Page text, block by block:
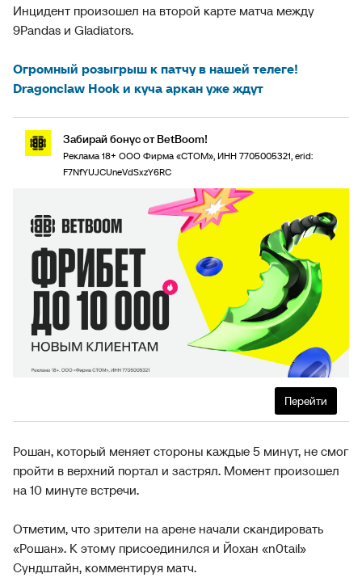
Инцидент произошел на второй карте матча между
9Pandas и Gladiators.
Огромный розыгрыш к патчу в нашей телеге!
Dragonclaw Hook и куча аркан уже ждут
Забирай бонус от BetBoom!
Реклама 18+ ООО Фирма «СТОМ», ИНН 7705005321, erid:
F7NfYUJCUneVdSxzY6RC
Перейти
Рошан, который меняет стороны каждые 5 минут, не смог
пройти в верхний портал и застрял. Момент произошел
на 10 минуте встречи.
Отметим, что зрители на арене начали скандировать
«Рошан». К этому присоединился и Йохан «n0tail»
Сундштайн, комментируя матч.